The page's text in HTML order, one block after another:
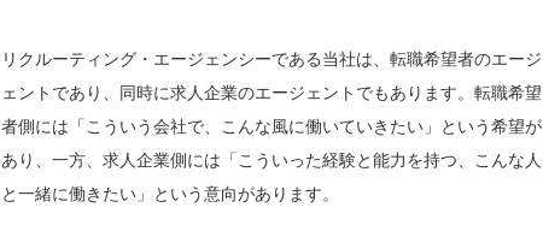
リクルーティング・エージェンシーである当社は、転職希望者のエージ
ェントであり、同時に求人企業のエージェントでもあります。転職希望
者側には「こういう会社で、こんな風に働いていきたい」という希望が
あり、一方、求人企業側には「こういった経験と能力を持つ、こんな人
と一緒に働きたい」という意向があります。